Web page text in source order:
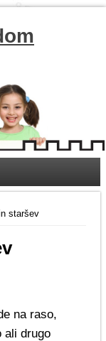
staršev
na raso,
ali drugo